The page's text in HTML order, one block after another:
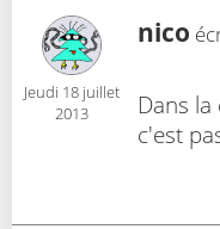
Jeudi 18 juillet
2013
nico
Dans
c'est